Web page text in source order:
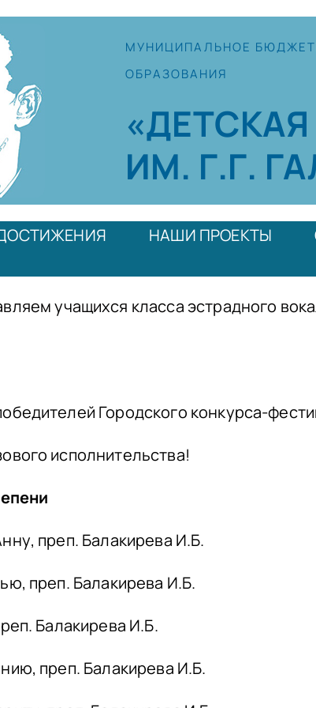
МУНИЦИПАЛЬНОЕ
ОБРАЗОВАНИЯ
«ДЕТСКАЯ
ИМ. Г.Г.
НАШИ ПРОЕКТЫ
учащихся класса эстрадного
Городского конкурса-
исполнительства!
преп. Балакирева И.Б.
преп. Балакирева И.Б.
Балакирева И.Б.
преп. Балакирева И.Б.